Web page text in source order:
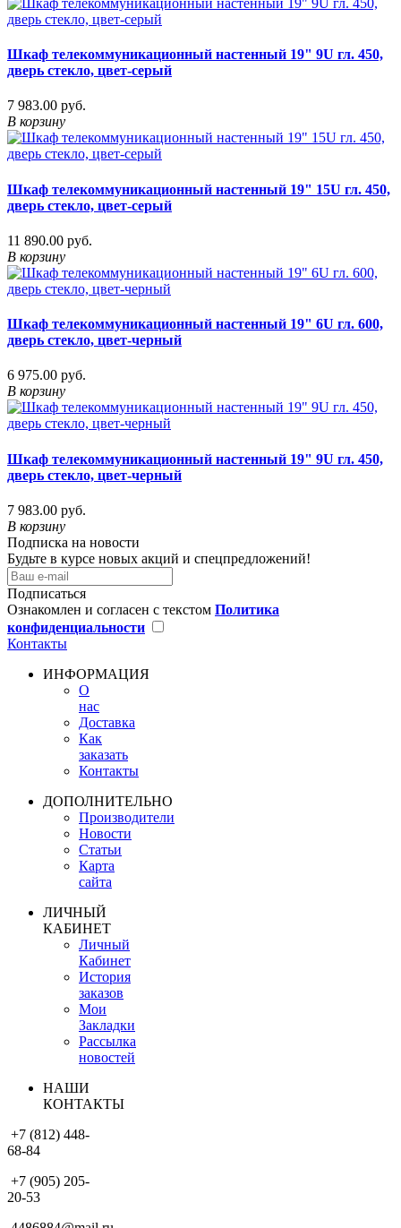
Шкаф телекоммуникационный настенный 19" 9U гл. 450,
дверь стекло, цвет-серый
7 983.00 руб.
В корзину
Шкаф телекоммуникационный настенный 19" 15U гл. 450,
дверь стекло, цвет-серый
11 890.00 руб.
В корзину
Шкаф телекоммуникационный настенный 19" 6U гл. 600,
дверь стекло, цвет-черный
6 975.00 руб.
В корзину
Шкаф телекоммуникационный настенный 19" 9U гл. 450,
дверь стекло, цвет-черный
7 983.00 руб.
В корзину
Подписка на новости
Будьте в курсе новых акций и спецпредложений!
Подписаться
Ознакомлен и согласен с текстом Политика
конфиденциальности
Контакты
ИНФОРМАЦИЯ
О
нас
Доставка
Как
заказать
Контакты
ДОПОЛНИТЕЛЬНО
Производители
Новости
Статьи
Карта
сайта
ЛИЧНЫЙ
КАБИНЕТ
Личный
Кабинет
История
заказов
Мои
Закладки
Рассылка
новостей
НАШИ
КОНТАКТЫ
+7 (812) 448-
68-84
+7 (905) 205-
20-53